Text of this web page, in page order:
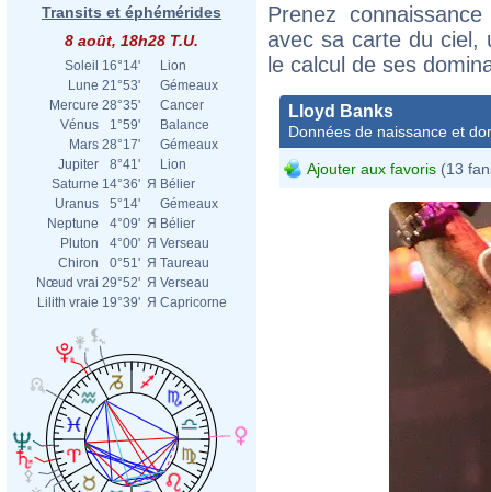
Transits et éphémérides
8 août, 18h28 T.U.
Soleil 16°14'
Lion
Lune 21°53'
Gémeaux
Mercure 28°35'
Cancer
Vénus
1°59'
Balance
Mars 28°17'
Gémeaux
Jupiter
8°41'
Lion
Saturne 14°36' Я Bélier
Uranus
5°14'
Gémeaux
Neptune
4°09' Я Bélier
Pluton
4°00' Я Verseau
Chiron
0°51' Я Taureau
Nœud vrai 29°52' Я Verseau
Lilith vraie 19°39' Я Capricorne
Prenez
avec sa carte du ciel,
le calcul de ses
Lloyd Banks
Données de naissance et
Ajouter aux favoris (13